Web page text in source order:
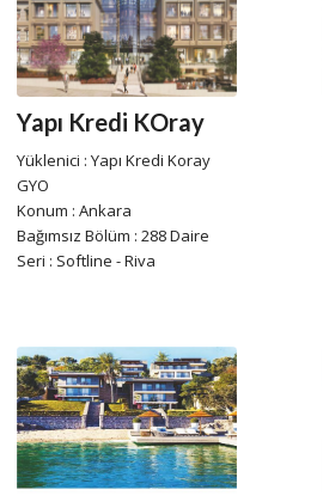
Yapı Kredi KOray
Yüklenici : Yapı Kredi Koray
GYO
Konum : Ankara
Bağımsız Bölüm : 288 Daire
Seri : Softline - Riva